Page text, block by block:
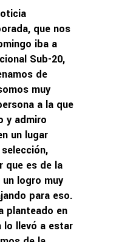
que nos
iba a
Sub-20,
de
muy
a la que
y admiro
un lugar
que es de la
logro muy
para eso.
planteado en
lo llevó a estar